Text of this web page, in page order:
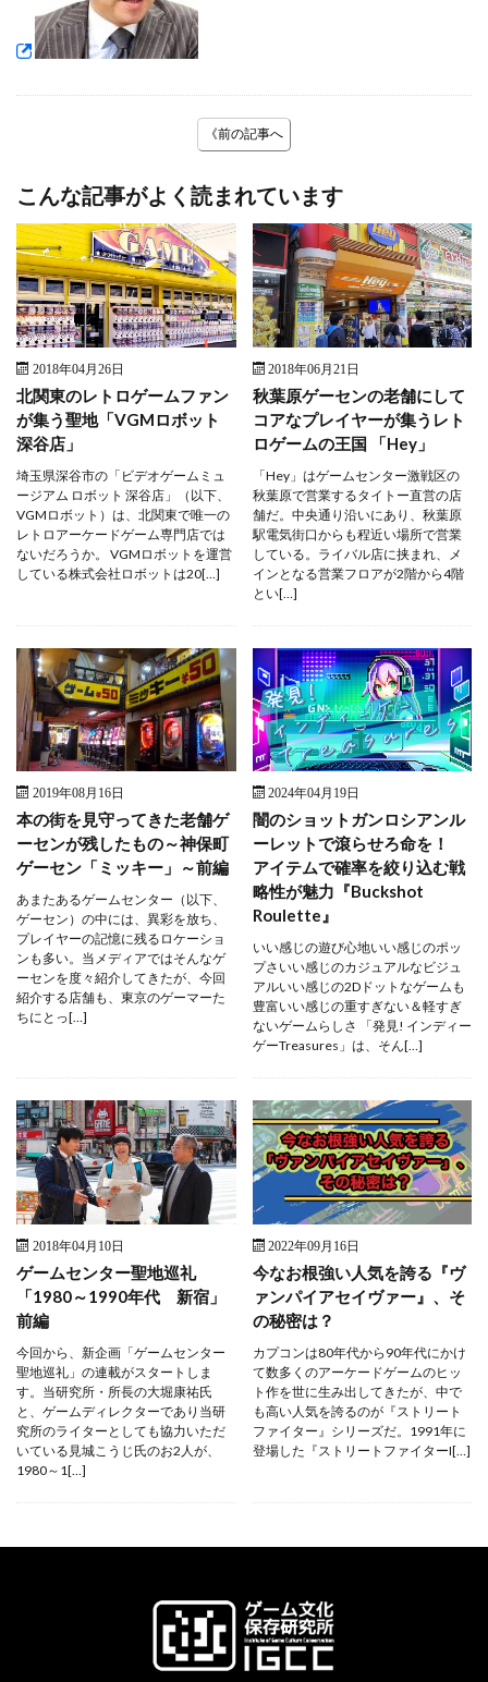
《前の記事へ
こんな記事がよく読まれています
2018年04月26日
北関東のレトロゲームファン
が集う聖地「VGMロボット
深谷店」
埼玉県深谷市の「ビデオゲームミュ
ージアム ロボット 深谷店」（以下、
VGMロボット）は、北関東で唯一の
レトロアーケードゲーム専門店では
ないだろうか。 VGMロボットを運営
している株式会社ロボットは20[…]
2018年06月21日
秋葉原ゲーセンの老舗にして
コアなプレイヤーが集うレト
ロゲームの王国 「Hey」
「Hey」はゲームセンター激戦区の
秋葉原で営業するタイトー直営の店
舗だ。中央通り沿いにあり、秋葉原
駅電気街口からも程近い場所で営業
している。ライバル店に挟まれ、メ
インとなる営業フロアが2階から4階
とい[…]
2019年08月16日
本の街を見守ってきた老舗ゲ
ーセンが残したもの～神保町
ゲーセン「ミッキー」～前編
あまたあるゲームセンター（以下、
ゲーセン）の中には、異彩を放ち、
プレイヤーの記憶に残るロケーショ
ンも多い。当メディアではそんなゲ
ーセンを度々紹介してきたが、今回
紹介する店舗も、東京のゲーマーた
ちにとっ[…]
2024年04月19日
闇のショットガンロシアンル
ーレットで滾らせろ命を！
アイテムで確率を絞り込む戦
略性が魅力『Buckshot
Roulette』
いい感じの遊び心地いい感じのポッ
プさいい感じのカジュアルなビジュ
アルいい感じの2Dドットなゲームも
豊富いい感じの重すぎない＆軽すぎ
ないゲームらしさ 「発見! インディー
ゲーTreasures」は、そん[…]
2018年04月10日
ゲームセンター聖地巡礼
「1980～1990年代 新宿」
前編
今回から、新企画「ゲームセンター
聖地巡礼」の連載がスタートしま
す。当研究所・所長の大堀康祐氏
と、ゲームディレクターであり当研
究所のライターとしても協力いただ
いている見城こうじ氏のお2人が、
1980～1[…]
2022年09月16日
今なお根強い人気を誇る『ヴ
ァンパイアセイヴァー』、そ
の秘密は？
カプコンは80年代から90年代にかけ
て数多くのアーケードゲームのヒッ
ト作を世に生み出してきたが、中で
も高い人気を誇るのが『ストリート
ファイター』シリーズだ。1991年に
登場した『ストリートファイターI[…]